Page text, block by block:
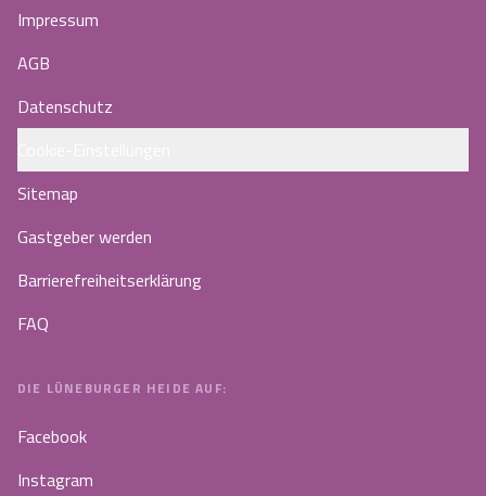
Impressum
AGB
Datenschutz
Sitemap
Gastgeber werden
Barrierefreiheitserklärung
FAQ
DIE LÜNEBURGER HEIDE AUF:
Facebook
Instagram